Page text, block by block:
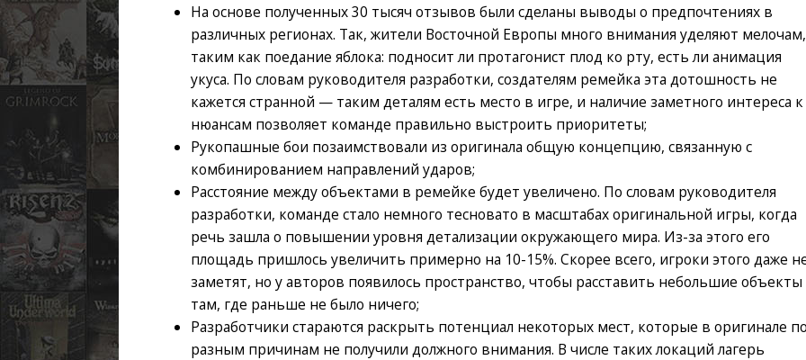
На основе полученных 30 тысяч отзывов были сделаны выводы о предпочтениях в
различных регионах. Так, жители Восточной Европы много внимания уделяют мелочам,
таким как поедание яблока: подносит ли протагонист плод ко рту, есть ли анимация
укуса. По словам руководителя разработки, создателям ремейка эта дотошность не
кажется странной — таким деталям есть место в игре, и наличие заметного интереса к
нюансам позволяет команде правильно выстроить приоритеты;
Рукопашные бои позаимствовали из оригинала общую концепцию, связанную с
комбинированием направлений ударов;
Расстояние между объектами в ремейке будет увеличено. По словам руководителя
разработки, команде стало немного тесновато в масштабах оригинальной игры, когда
речь зашла о повышении уровня детализации окружающего мира. Из-за этого его
площадь пришлось увеличить примерно на 10-15%. Скорее всего, игроки этого даже
заметят, но у авторов появилось пространство, чтобы расставить небольшие объекты
там, где раньше не было ничего;
Разработчики стараются раскрыть потенциал некоторых мест, которые в оригинале
разным причинам не получили должного внимания. В числе таких локаций лагерь